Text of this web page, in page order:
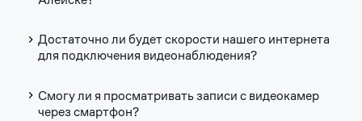
Достаточно ли будет скорости нашего интернета
для подключения видеонаблюдения?
Смогу ли я просматривать записи с видеокамер
через смартфон?